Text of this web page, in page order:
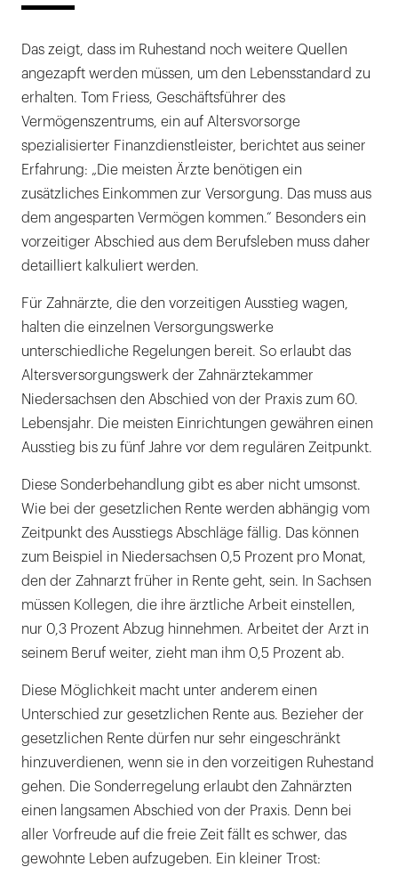
Das zeigt, dass im Ruhestand noch weitere Quellen
angezapft werden müssen, um den Lebensstandard zu
erhalten. Tom Friess, Geschäftsführer des
Vermögenszentrums, ein auf Altersvorsorge
spezialisierter Finanzdienstleister, berichtet aus seiner
Erfahrung: „Die meisten Ärzte benötigen ein
zusätzliches Einkommen zur Versorgung. Das muss aus
dem angesparten Vermögen kommen.“ Besonders ein
vorzeitiger Abschied aus dem Berufsleben muss daher
detailliert kalkuliert werden.
Für Zahnärzte, die den vorzeitigen Ausstieg wagen,
halten die einzelnen Versorgungswerke
unterschiedliche Regelungen bereit. So erlaubt das
Altersversorgungswerk der Zahnärztekammer
Niedersachsen den Abschied von der Praxis zum 60.
Lebensjahr. Die meisten Einrichtungen gewähren einen
Ausstieg bis zu fünf Jahre vor dem regulären Zeitpunkt.
Diese Sonderbehandlung gibt es aber nicht umsonst.
Wie bei der gesetzlichen Rente werden abhängig vom
Zeitpunkt des Ausstiegs Abschläge fällig. Das können
zum Beispiel in Niedersachsen 0,5 Prozent pro Monat,
den der Zahnarzt früher in Rente geht, sein. In Sachsen
müssen Kollegen, die ihre ärztliche Arbeit einstellen,
nur 0,3 Prozent Abzug hinnehmen. Arbeitet der Arzt in
seinem Beruf weiter, zieht man ihm 0,5 Prozent ab.
Diese Möglichkeit macht unter anderem einen
Unterschied zur gesetzlichen Rente aus. Bezieher der
gesetzlichen Rente dürfen nur sehr eingeschränkt
hinzuverdienen, wenn sie in den vorzeitigen Ruhestand
gehen. Die Sonderregelung erlaubt den Zahnärzten
einen langsamen Abschied von der Praxis. Denn bei
aller Vorfreude auf die freie Zeit fällt es schwer, das
gewohnte Leben aufzugeben. Ein kleiner Trost: